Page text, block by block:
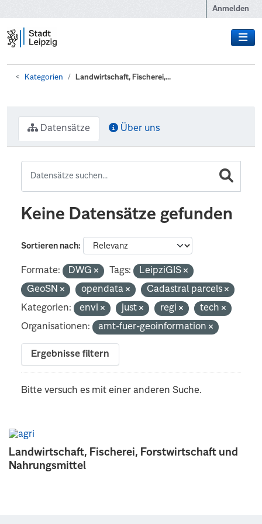
Anmelden
Kategorien Landwirtschaft, Fischerei,...
Landwirtschaft, Fischerei, Forstwirtschaft und
Nahrungsmittel
Datensätze Über uns
Keine Datensätze gefunden
Sortieren nach
Formate: DWG Tags:
LeipziGIS
GeoSN
opendata
Cadastral parcels
Kategorien:
envi just regi
tech
Organisationen:
amt-fuer-geoinformation
Ergebnisse filtern
Bitte versuch es mit einer anderen Suche.